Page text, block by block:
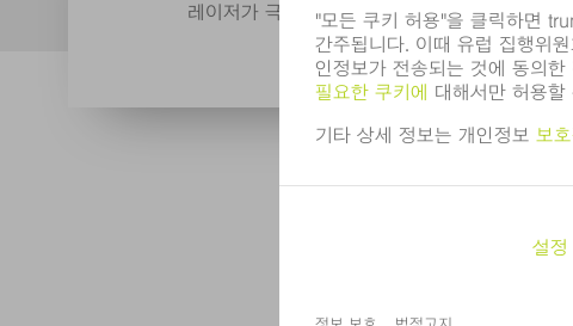
레이저가 극히 얇은 웨이퍼에서 실리콘 단결정